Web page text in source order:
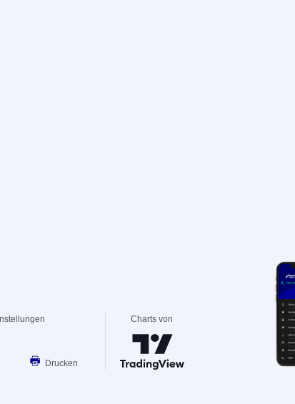
Drucken
Charts von